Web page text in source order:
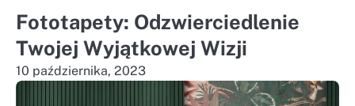
Fototapety: Odzwierciedlenie
Twojej Wyjątkowej Wizji
10 października, 2023